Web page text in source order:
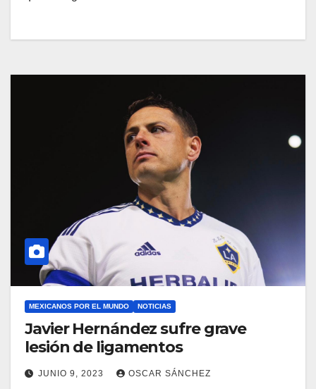
MEXICANOS POR EL MUNDO NOTICIAS
Javier Hernández sufre grave
lesión de ligamentos
JUNIO 9, 2023 OSCAR SÁNCHEZ